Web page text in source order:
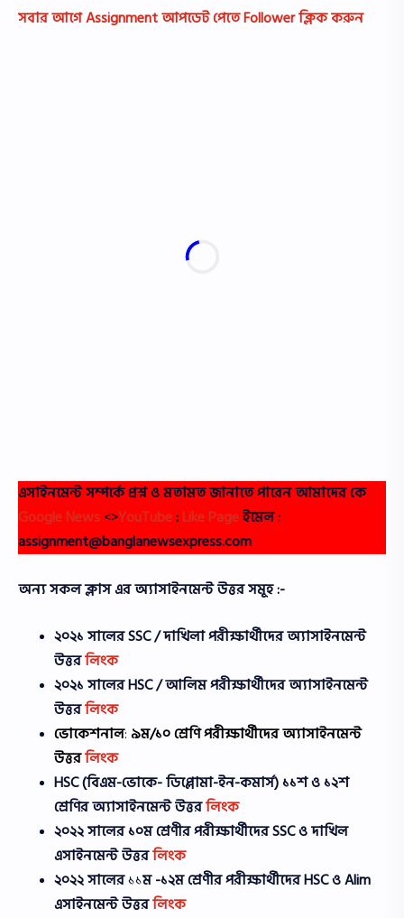
সবার আগে Assignment আপডেট পেতে Follower ক্লিক করুন
এসাইনমেন্ট সম্পর্কে প্রশ্ন ও মতামত জানাতে পারেন আমাদের কে
Google News<>YouTube:Like Pageইমেল :
assignment@banglanewsexpress.com
অন্য সকল ক্লাস এর অ্যাসাইনমেন্ট উত্তর সমূহ :-
২০২১ সালের SSC / দাখিলাপরীক্ষার্থীদেরঅ্যাসাইনমেন্ট
উত্তরলিংক
২০২১ সালের HSC / আলিম পরীক্ষার্থীদের অ্যাসাইনমেন্ট
উত্তরলিংক
ভোকেশনাল:৯ম/১০ শ্রেণিপরীক্ষার্থীদেরঅ্যাসাইনমেন্ট
উত্তরলিংক
HSC (বিএম-ভোকে- ডিপ্লোমা-ইন-কমার্স) ১১শ ও ১২শ
শ্রেণির অ্যাসাইনমেন্ট উত্তরলিংক
২০২২ সালের১০ম শ্রেণীরপরীক্ষার্থীদেরSSC ও দাখিল
এসাইনমেন্ট উত্তরলিংক
২০২২ সালের১১ম -১২ম শ্রেণীরপরীক্ষার্থীদেরHSC ও Alim
এসাইনমেন্ট উত্তরলিংক